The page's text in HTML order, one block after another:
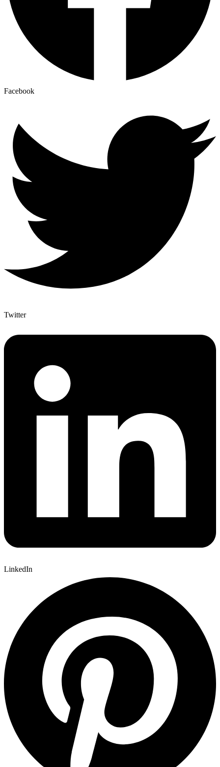
Facebook
Twitter
LinkedIn